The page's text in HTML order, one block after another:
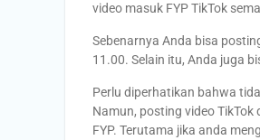
video masuk FYP TikTok
Sebenarnya Anda bisa
11.00. Selain itu, Anda juga
Perlu diperhatikan bahwa
Namun, posting video
FYP. Terutama jika anda